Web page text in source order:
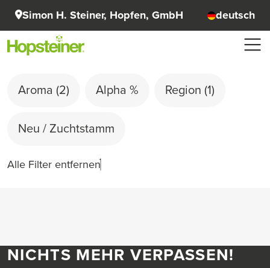
Simon H. Steiner, Hopfen, GmbH deutsch
Aroma (2) Alpha % Region (1)
Neu / Zuchtstamm
Alle Filter entfernen
NICHTS MEHR VERPASSEN!